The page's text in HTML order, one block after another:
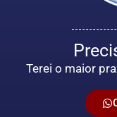
Terei o maior